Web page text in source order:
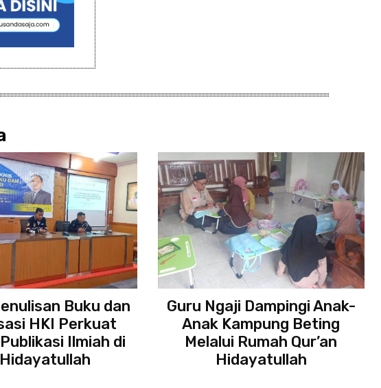
Buku dan
HKI Perkuat
Ilmiah di
Guru Ngaji Dampingi Anak-
Anak Kampung Beting
Melalui Rumah Qur’an
Hidayatullah